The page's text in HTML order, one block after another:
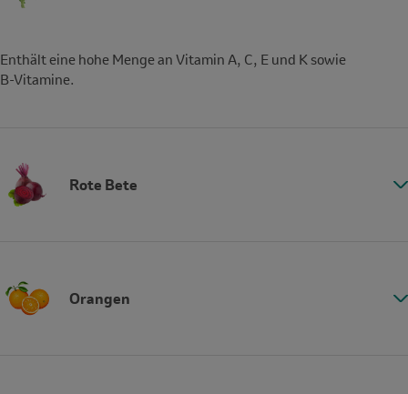
Enthält eine hohe Menge an Vitamin A, C, E und K sowie
B-Vitamine.
Rote Bete
Orangen